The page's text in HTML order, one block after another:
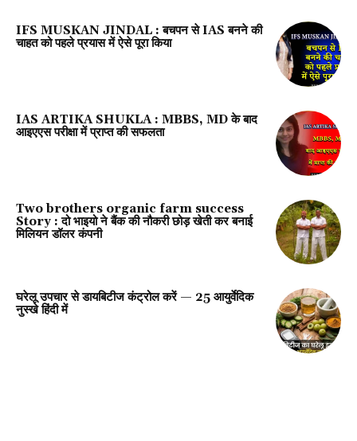
IFS MUSKAN JINDAL : बचपन से IAS बनने की
चाहत को पहले प्रयास में ऐसे पूरा किया
IAS ARTIKA SHUKLA : MBBS, MD के बाद
आइएएस परीक्षा में प्राप्त की सफलता
Two brothers organic farm success
Story : दो भाइयो ने बैंक की नौकरी छोड़ खेती कर बनाई
मिलियन डॉलर कंपनी
घरेलू उपचार से डायबिटीज कंट्रोल करें — 25 आयुर्वेदिक
नुस्खे हिंदी में